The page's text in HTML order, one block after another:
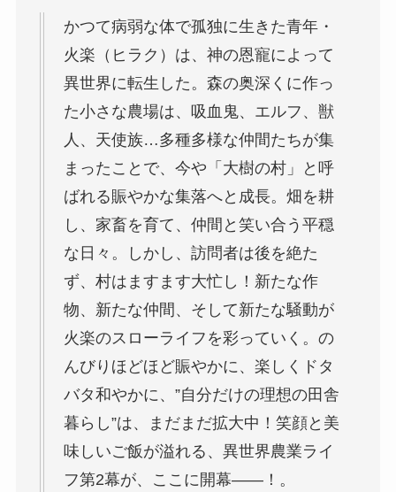
かつて病弱な体で孤独に生きた青年・
火楽（ヒラク）は、神の恩寵によって
異世界に転生した。森の奥深くに作っ
た小さな農場は、吸血鬼、エルフ、獣
人、天使族…多種多様な仲間たちが集
まったことで、今や「大樹の村」と呼
ばれる賑やかな集落へと成長。畑を耕
し、家畜を育て、仲間と笑い合う平穏
な日々。しかし、訪問者は後を絶た
ず、村はますます大忙し！新たな作
物、新たな仲間、そして新たな騒動が
火楽のスローライフを彩っていく。の
んびりほどほど賑やかに、楽しくドタ
バタ和やかに、”自分だけの理想の田舎
暮らし”は、まだまだ拡大中！笑顔と美
味しいご飯が溢れる、異世界農業ライ
フ第2幕が、ここに開幕――！。